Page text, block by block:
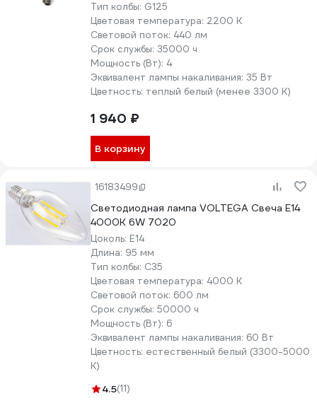
Тип колбы: G125
Цветовая температура: 2200 К
Световой поток: 440 лм
Срок службы: 35000 ч
Мощность (Вт): 4
Эквивалент лампы накаливания: 35 Вт
Цветность: теплый белый (менее 3300 К)
1 940 ₽
В корзину
16183499
Светодиодная лампа VOLTEGA Свеча Е14
4000К 6W 7020
Цоколь: E14
Длина: 95 мм
Тип колбы: C35
Цветовая температура: 4000 К
Световой поток: 600 лм
Срок службы: 50000 ч
Мощность (Вт): 6
Эквивалент лампы накаливания: 60 Вт
Цветность: естественный белый (3300-5000
К)
4.5(11)